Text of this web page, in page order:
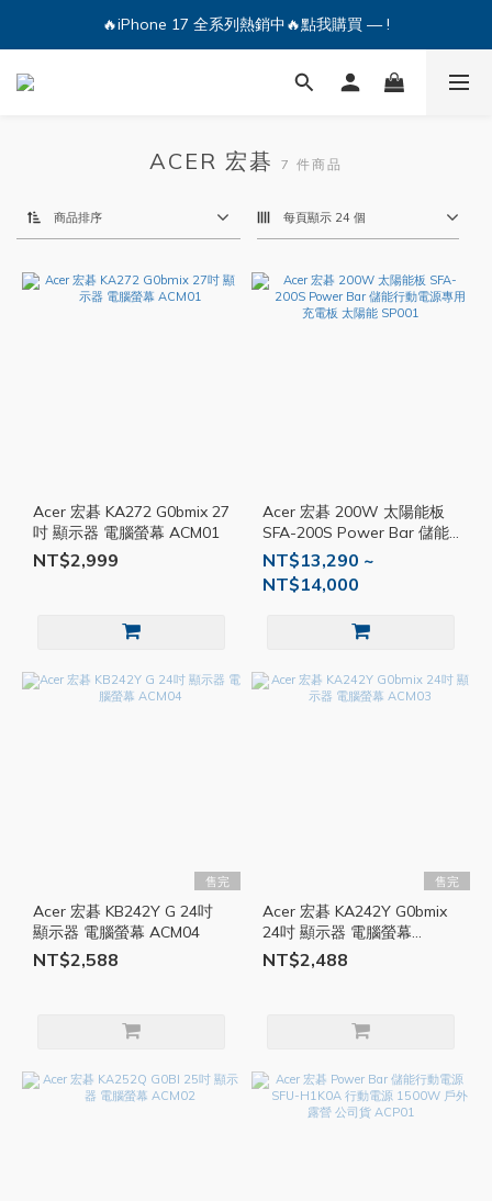
🔥iPhone 17 全系列熱銷中🔥點我購買 — !
🔥iPhone 17 全系列熱銷中🔥點我購買 — !
💕加入Q哥 Line 新好友領優惠券！🎫
ACER 宏碁 7 件商品
商品排序 每頁顯示 24 個
Acer 宏碁 KA272 G0bmix 27
吋 顯示器 電腦螢幕 ACM01
NT$2,999
Acer 宏碁 200W 太陽能板
SFA-200S Power Bar 儲能
行動電源專用 充電板 太陽能
SP001
NT$13,290 ~
NT$14,000
售完
Acer 宏碁 KB242Y G 24吋
顯示器 電腦螢幕 ACM04
NT$2,588
售完
Acer 宏碁 KA242Y G0bmix
24吋 顯示器 電腦螢幕
ACM03
NT$2,488